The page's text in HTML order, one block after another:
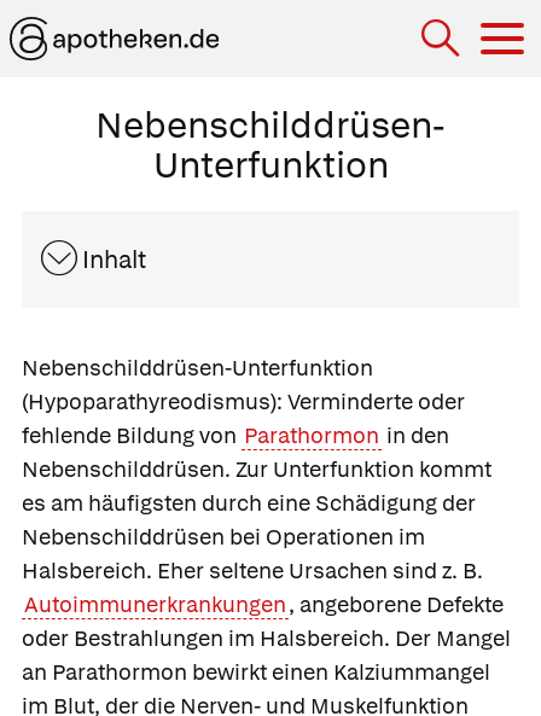
Nebenschilddrüsen-
Unterfunktion
Inhalt
Nebenschilddrüsen-Unterfunktion
(Hypoparathyreodismus): Verminderte oder
fehlende Bildung von Parathormon in den
Nebenschilddrüsen. Zur Unterfunktion kommt
es am häufigsten durch eine Schädigung der
Nebenschilddrüsen bei Operationen im
Halsbereich. Eher seltene Ursachen sind z. B.
Autoimmunerkrankungen, angeborene Defekte
oder Bestrahlungen im Halsbereich. Der Mangel
an Parathormon bewirkt einen Kalziummangel
im Blut, der die Nerven- und Muskelfunktion